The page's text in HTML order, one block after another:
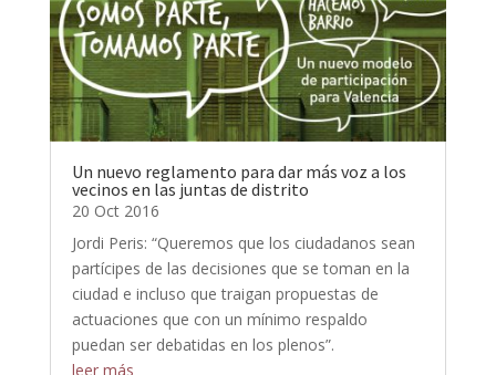
Un nuevo reglamento para dar más voz a los
vecinos en las juntas de distrito
20 Oct 2016
Jordi Peris: “Queremos que los ciudadanos sean
partícipes de las decisiones que se toman en la
ciudad e incluso que traigan propuestas de
actuaciones que con un mínimo respaldo
puedan ser debatidas en los plenos”.
leer más